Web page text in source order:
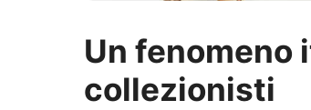
Un fenomeno
collezionisti